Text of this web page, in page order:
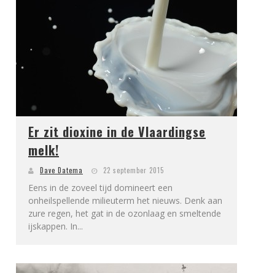
Er zit dioxine in de Vlaardingse
melk!
Dave Datema 22 september 2015
Eens in de zoveel tijd domineert een
onheilspellende milieuterm het nieuws. Denk aan
zure regen, het gat in de ozonlaag en smeltende
ijskappen. In...